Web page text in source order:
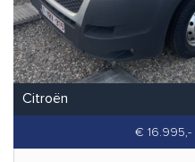
Citroën
€ 16.995,-